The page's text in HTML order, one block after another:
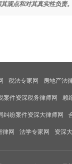
观点和对其真实性负责
税法专家网 房地产法
案件资深税务律师网 赖
纠纷案件资深大律师网
律网 法学专家网 资深